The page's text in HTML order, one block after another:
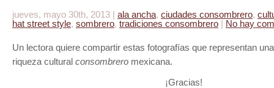
jueves, mayo 30th, 2013 | ala ancha, ciudades consombrero,
hat street style, sombrero, tradiciones consombrero | No hay
Un lectora quiere compartir estas fotografías que representan
riqueza cultural consombrero mexicana.
¡Gracias!